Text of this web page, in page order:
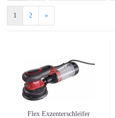
1 2 »
Flex Exzenterschleifer